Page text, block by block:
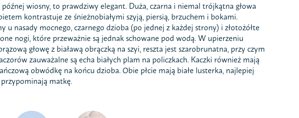
wiosny, to prawdziwy elegant. Duża, czarna i niemal trójkątna głowa
kontrastuje ze śnieżnobiałymi szyją, piersią, brzuchem i bokami.
u nasady mocnego, czarnego dzioba (po jednej z każdej strony) i złotożółte
nogi, które przeważnie są jednak schowane pod wodą. W upierzeniu
głowę z białawą obrączką na szyi, reszta jest szarobrunatna, przy czym
zauważalne są echa białych plam na policzkach. Kaczki również mają
obwódkę na końcu dzioba. Obie płcie mają białe lusterka, najlepiej
matkę.